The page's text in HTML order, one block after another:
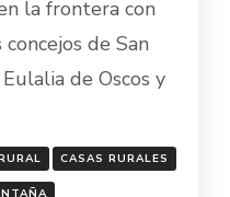
la frontera con
de San
de Oscos y
CASAS RURALES